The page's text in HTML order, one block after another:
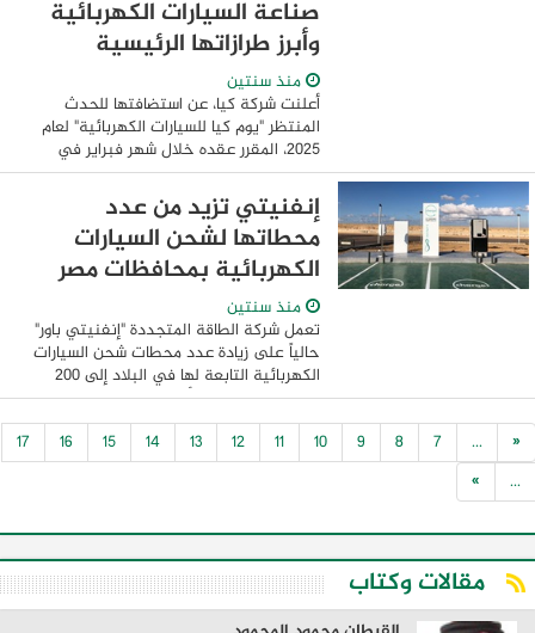
صناعة السيارات الكهربائية
وأبرز طرازاتها الرئيسية
منذ سنتين
أعلنت شركة كيا، عن استضافتها للحدث
المنتظر "يوم كيا للسيارات الكهربائية" لعام
2025، المقرر عقده خلال شهر فبراير في
ساحة Tarraco Arena في تاراغونا في
إسبانيا. ويكتسب هذا الحدث أهمية خاصة،
بعد النجاح ...
إنفنيتي تزيد من عدد
محطاتها لشحن السيارات
الكهربائية بمحافظات مصر
منذ سنتين
تعمل شركة الطاقة المتجددة "إنفنيتي باور"
حالياً على زيادة عدد محطات شحن السيارات
الكهربائية التابعة لها في البلاد إلى 200
محطة ، حيث تضم أكثر من 700 نقطة شحن،
حسبما أعلنت الشركة في بيان لها. وتنتشر ...
«
...
7
8
9
10
11
12
13
14
15
16
17
...
»
مقالات وكتاب